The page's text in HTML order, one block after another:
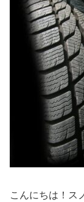
こんにちは！ス